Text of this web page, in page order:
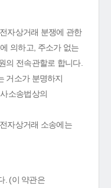
자상거래 분쟁에 관한
의하고, 주소가 없는
의 전속관할로 합니다.
거소가 분명하지
소송법상의
자상거래 소송에는
. (이 약관은